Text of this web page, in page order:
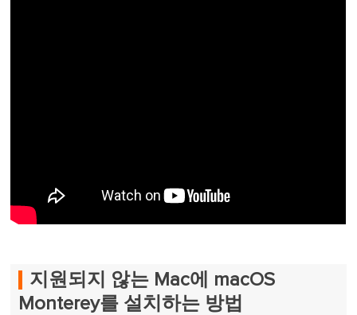
지원되지 않는 Mac에 macOS
Monterey를 설치하는 방법